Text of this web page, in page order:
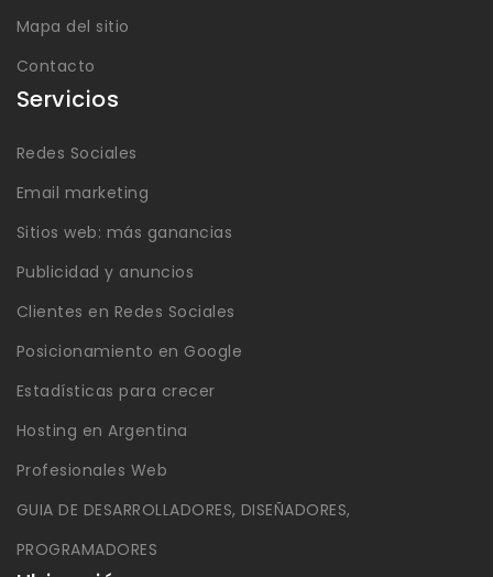
Mapa del sitio
Contacto
Servicios
Redes Sociales
Email marketing
Sitios web: más ganancias
Publicidad y anuncios
Clientes en Redes Sociales
Posicionamiento en Google
Estadísticas para crecer
Hosting en Argentina
Profesionales Web
GUIA DE DESARROLLADORES, DISEÑADORES,
PROGRAMADORES